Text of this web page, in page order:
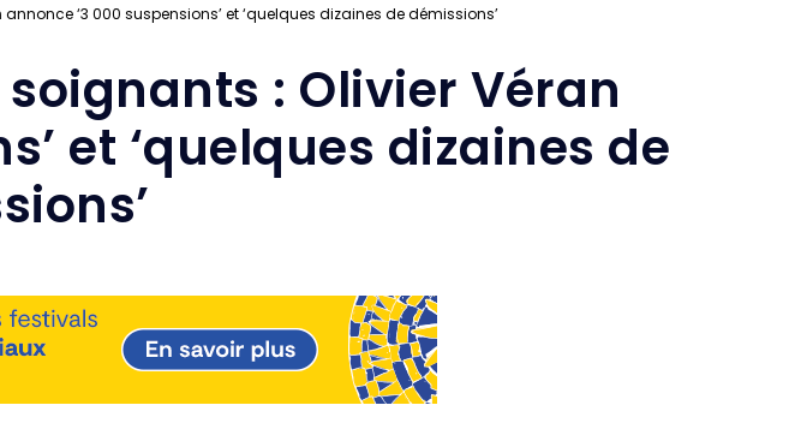
‘3 000 suspensions’ et ‘quelques dizaines de démissions’
: Olivier Véran
et ‘quelques dizaines de